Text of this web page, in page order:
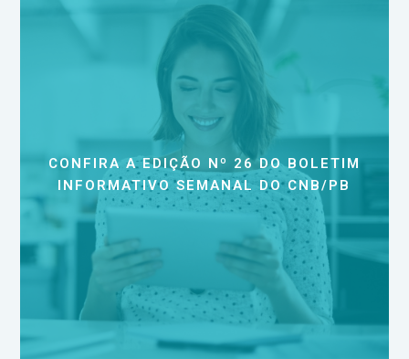
CONFIRA A EDIÇÃO Nº 26 DO BOLETIM
INFORMATIVO SEMANAL DO CNB/PB